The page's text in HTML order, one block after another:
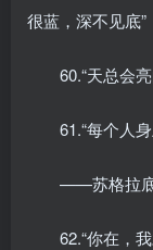
很蓝，深不见底”
60.“天总会
61.“每个人
——苏格拉
62.“你在，